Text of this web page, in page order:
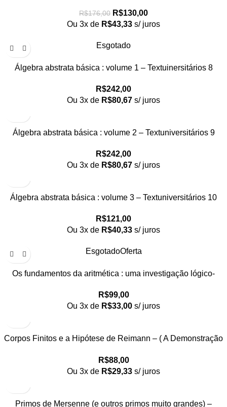
R$176,00 R$130,00
Ou 3x de R$43,33 s/ juros
Esgotado
Álgebra abstrata básica : volume 1 – Textuinersitários 8
R$242,00
Ou 3x de R$80,67 s/ juros
Álgebra abstrata básica : volume 2 – Textuniversitários 9
R$242,00
Ou 3x de R$80,67 s/ juros
Álgebra abstrata básica : volume 3 – Textuniversitários 10
R$121,00
Ou 3x de R$40,33 s/ juros
EsgotadoOferta
Os fundamentos da aritmética : uma investigação lógico-
R$99,00
Ou 3x de R$33,00 s/ juros
Corpos Finitos e a Hipótese de Reimann – ( A Demonstração
R$88,00
Ou 3x de R$29,33 s/ juros
Primos de Mersenne (e outros primos muito grandes) –